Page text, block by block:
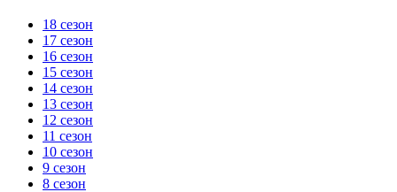
18 сезон
17 сезон
16 сезон
15 сезон
14 сезон
13 сезон
12 сезон
11 сезон
10 сезон
9 сезон
8 сезон